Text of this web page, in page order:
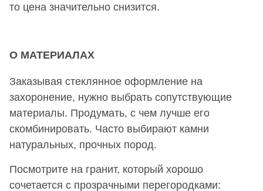
то цена значительно снизится.
О МАТЕРИАЛАХ
Заказывая стеклянное оформление на
захоронение, нужно выбрать сопутствующие
материалы. Продумать, с чем лучше его
скомбинировать. Часто выбирают камни
натуральных, прочных пород.
Посмотрите на гранит, который хорошо
сочетается с прозрачными перегородками: